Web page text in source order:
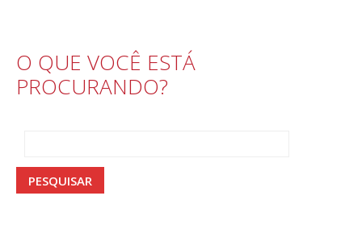
O QUE VOCÊ ESTÁ
PROCURANDO?